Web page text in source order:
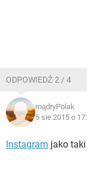
ODPOWIEDŹ 2 / 4
mądryPolak
5 sie 2015 o
Instagram jako